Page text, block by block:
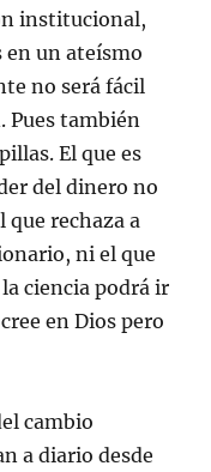
institucional,
en un ateísmo
no será fácil
Pues también
El que es
del dinero no
que rechaza a
ni el que
ciencia podrá ir
en Dios pero
cambio
a diario desde